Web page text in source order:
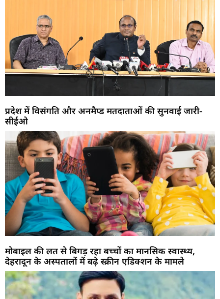
प्रदेश में विसंगति और अनमैप्ड मतदाताओं की सुनवाई जारी-
सीईओ
मोबाइल की लत से बिगड़ रहा बच्चों का मानसिक स्वास्थ्य,
देहरादून के अस्पतालों में बढ़े स्क्रीन एडिक्शन के मामले